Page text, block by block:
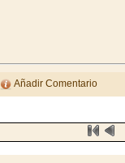
Añadir Comentario